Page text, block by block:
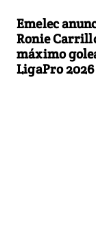
Emelec
Ronie
máximo
LigaPro 2026